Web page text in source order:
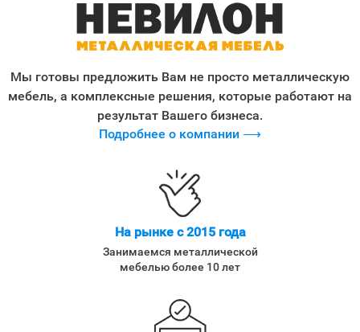
Мы готовы предложить Вам не просто металлическую
мебель, а комплексные решения, которые работают на
результат Вашего бизнеса.
Подробнее о компании ⟶
На рынке с 2015 года
Занимаемся металлической
мебелью более 10 лет